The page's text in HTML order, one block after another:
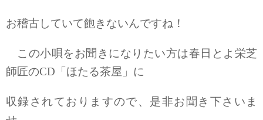
お稽古していて飽きないんですね！
この小唄をお聞きになりたい方は春日とよ栄芝
師匠のCD「ほたる茶屋」に
収録されておりますので、是非お聞き下さいま